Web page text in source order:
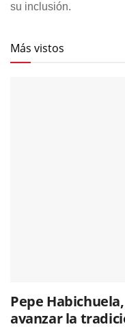
su inclusión.
Más vistos
Pepe
avanzar la